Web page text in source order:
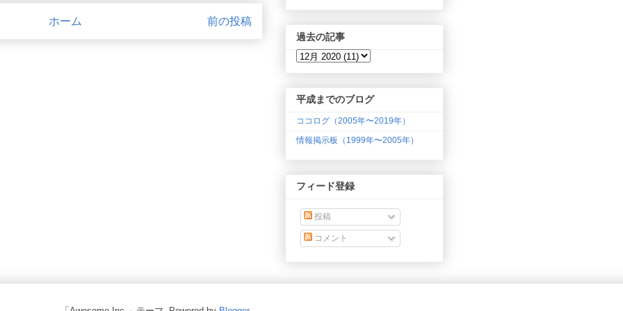
前の投稿
ホーム
過去の記事
平成までのブログ
ココログ（2005年〜2019年）
情報掲示板（1999年〜2005年）
フィード登録
投稿
コメント